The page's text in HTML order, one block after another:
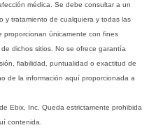
médica. Se debe consultar a un
y tratamiento de cualquiera y todas las
proporcionan únicamente con fines
dichos sitios. No se ofrece garantía
fiabilidad, puntualidad o exactitud de
de la información aquí proporcionada a
Ebix, Inc. Queda estrictamente prohibida
contenida.